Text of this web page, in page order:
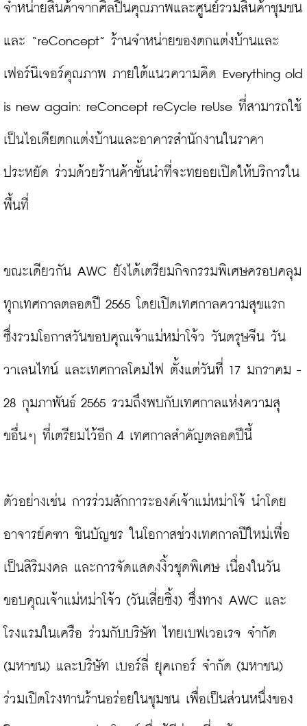
จำหน่ายสินค้าจากศิลปินคุณภาพและศูนย์รวมสินค้าชุมชน
และ “reConcept” ร้านจำหน่ายของตกแต่งบ้านและ
เฟอร์นิเจอร์คุณภาพ ภายใต้แนวความคิด Everything old
is new again: reConcept reCycle reUse ที่สามารถใช้
เป็นไอเดียตกแต่งบ้านและอาคารสำนักงานในราคา
ประหยัด ร่วมด้วยร้านค้าชั้นนำที่จะทยอยเปิดให้บริการใน
พื้นที่
ขณะเดียวกัน AWC ยังได้เตรียมกิจกรรมพิเศษครอบคลุม
ทุกเทศกาลตลอดปี 2565 โดยเปิดเทศกาลความสุขแรก
ซึ่งรวมโอกาสวันขอบคุณเจ้าแม่หม่าโจ้ว วันตรุษจีน วัน
วาเลนไทน์ และเทศกาลโคมไฟ ตั้งแต่วันที่ 17 มกราคม -
28 กุมภาพันธ์ 2565 รวมถึงพบกับเทศกาลแห่งความสุ
ขอื่นๆ ที่เตรียมไว้อีก 4 เทศกาลสำคัญตลอดปีนี้
ตัวอย่างเช่น การร่วมสักการะองค์เจ้าแม่หม่าโจ้ นำโดย
อาจารย์คฑา ชินบัญชร ในโอกาสช่วงเทศกาลปีใหม่เพื่อ
เป็นสิริมงคล และการจัดแสดงงิ้วชุดพิเศษ เนื่องในวัน
ขอบคุณเจ้าแม่หม่าโจ้ว (วันเสี่ยซิ้ง) ซึ่งทาง AWC และ
โรงแรมในเครือ ร่วมกับบริษัท ไทยเบฟเวอเรจ จำกัด
(มหาชน) และบริษัท เบอร์ลี่ ยุคเกอร์ จำกัด (มหาชน)
ร่วมเปิดโรงทานร้านอร่อยในชุมชน เพื่อเป็นส่วนหนึ่งของ